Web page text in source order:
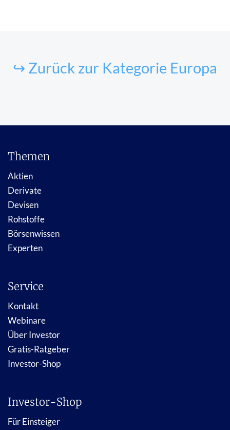
↪ Zurück zur Kategorie Europa
Themen
Aktien
Derivate
Devisen
Rohstoffe
Börsenwissen
Experten
Service
Kontakt
Webinare
Über Investor
Gratis-Ratgeber
Investor-Shop
Investor-Shop
Für Einsteiger